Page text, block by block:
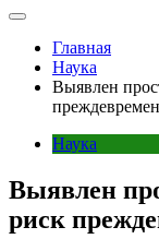
Главная
Наука
Выявлен
Наука
Выявлен
риск